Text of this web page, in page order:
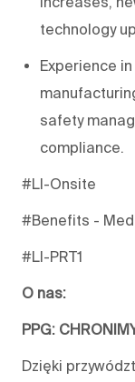
technology
Experience
safety
compliance.
#LI-Onsite
#Benefits -
#LI-PRT1
O nas:
PPG:
Dzięki